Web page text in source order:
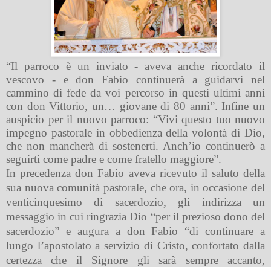
“Il parroco è un inviato - aveva anche ricordato il
vescovo - e don Fabio continuerà a guidarvi nel
cammino di fede da voi percorso in questi ultimi anni
con don Vittorio, un… giovane di 80 anni”. Infine un
auspicio per il nuovo parroco: “Vivi questo tuo nuovo
impegno pastorale in obbedienza della volontà di Dio,
che non mancherà di sostenerti. Anch’io continuerò a
seguirti come padre e come fratello maggiore”.
In precedenza don Fabio aveva ricevuto il saluto della
sua nuova comunità pastorale, che ora, in occasione del
venticinquesimo di sacerdozio, gli indirizza un
messaggio in cuiringrazia Dio “per il prezioso dono del
sacerdozio” e augura a don Fabio “di continuare a
lungo l’apostolato a servizio di Cristo, confortato dalla
certezza che il Signore gli sarà sempre accanto,